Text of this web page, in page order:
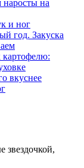
и ног
год. Закуска
картофелю:
вкуснее
звездочкой,